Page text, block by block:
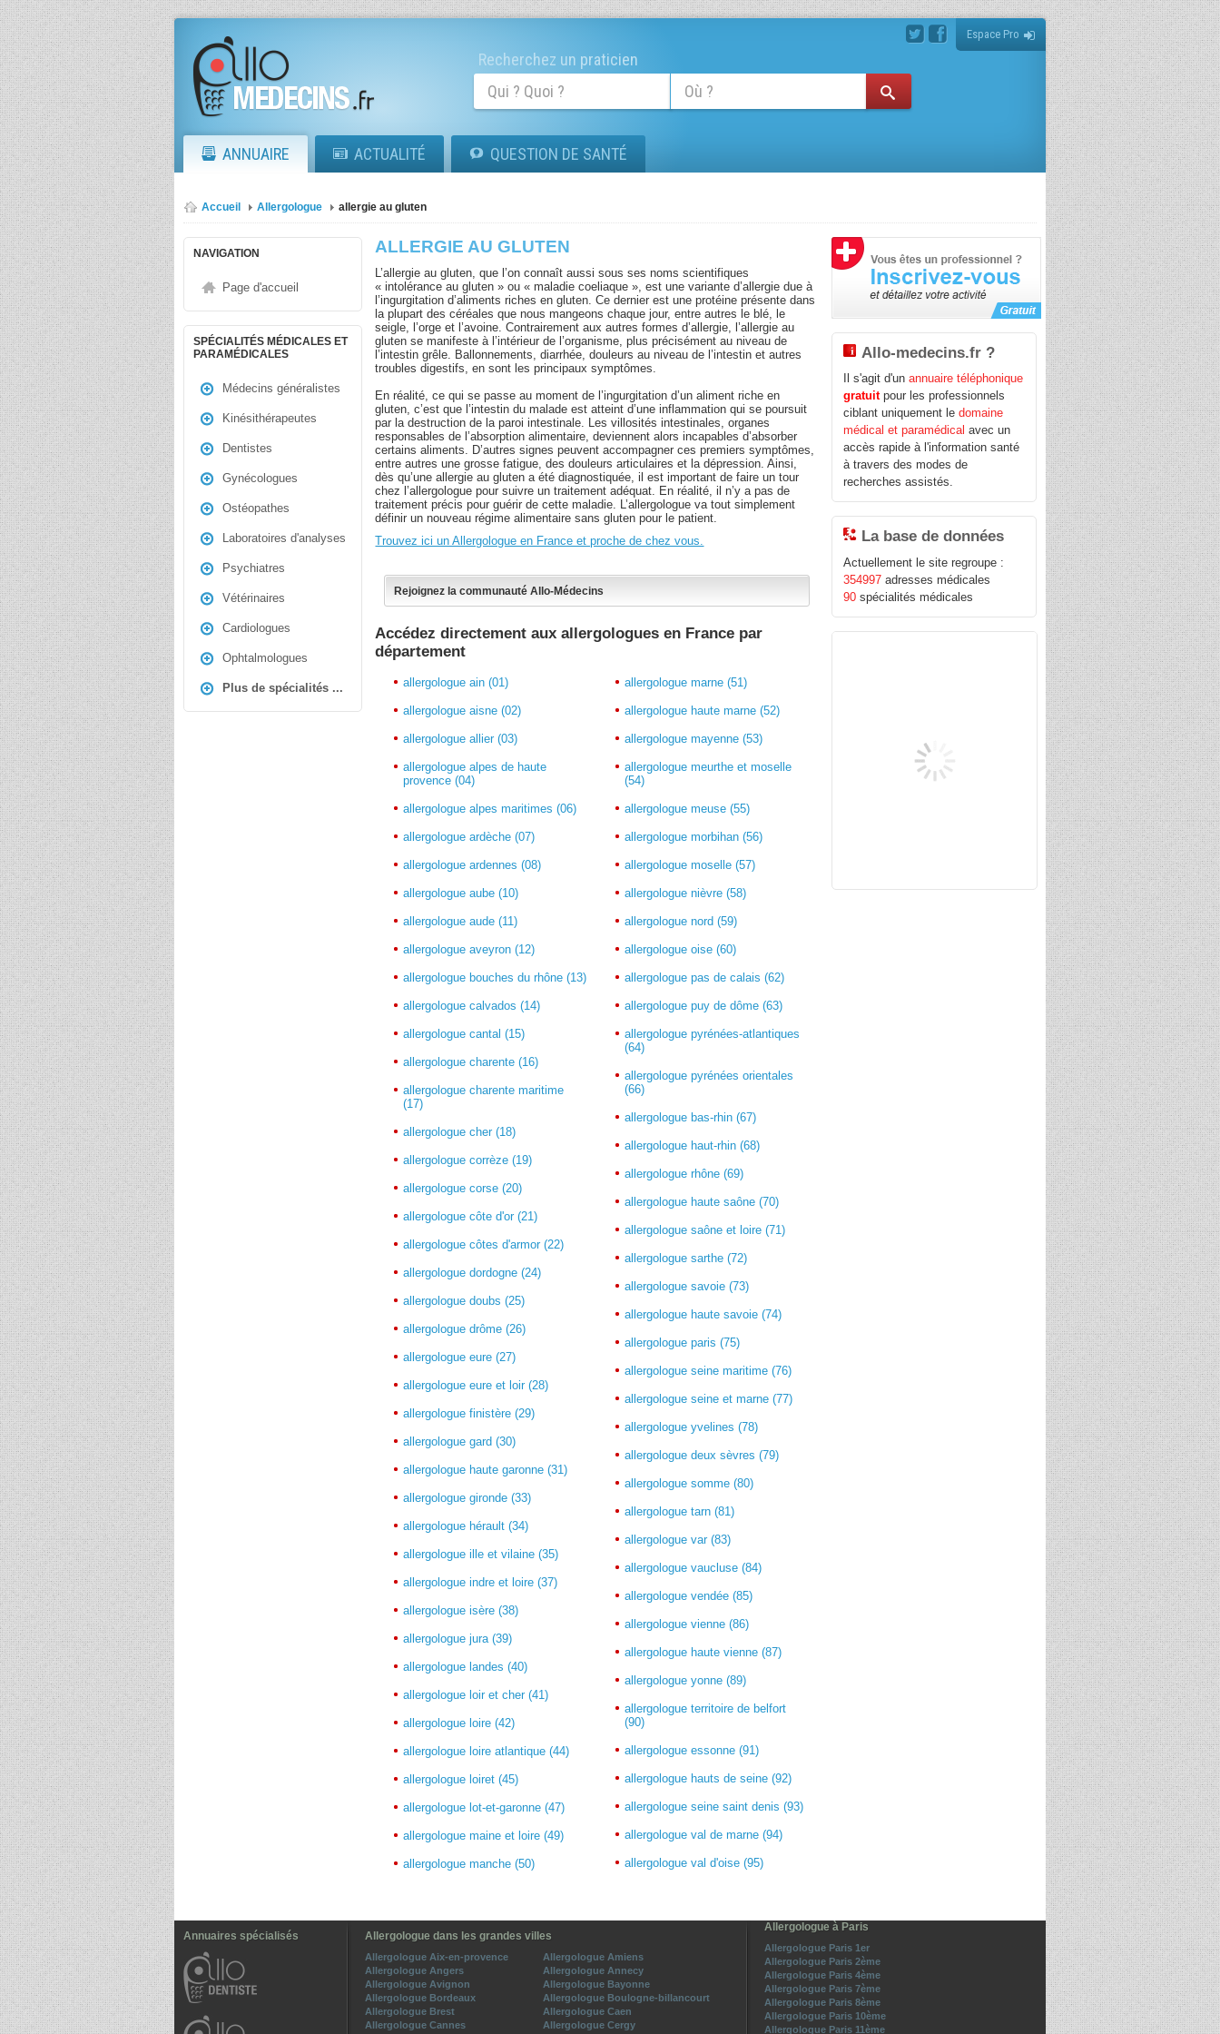
Espace Pro
Recherchez un praticien
ANNUAIRE ACTUALITÉ QUESTION DE SANTÉ
Accueil Allergologue allergie au gluten
NAVIGATION
Page d'accueil
SPÉCIALITÉS MÉDICALES ET
PARAMÉDICALES
Médecins généralistes
Kinésithérapeutes
Dentistes
Gynécologues
Ostéopathes
Laboratoires d'analyses
Psychiatres
Vétérinaires
Cardiologues
Ophtalmologues
Plus de spécialités ...
ALLERGIE AU GLUTEN
L’allergie au gluten, que l’on connaît aussi sous ses noms scientifiques
« intolérance au gluten » ou « maladie coeliaque », est une variante d’allergie due à
l’ingurgitation d’aliments riches en gluten. Ce dernier est une protéine présente dans
la plupart des céréales que nous mangeons chaque jour, entre autres le blé, le
seigle, l’orge et l’avoine. Contrairement aux autres formes d’allergie, l’allergie au
gluten se manifeste à l’intérieur de l’organisme, plus précisément au niveau de
l’intestin grêle. Ballonnements, diarrhée, douleurs au niveau de l’intestin et autres
troubles digestifs, en sont les principaux symptômes.
En réalité, ce qui se passe au moment de l’ingurgitation d’un aliment riche en
gluten, c’est que l’intestin du malade est atteint d’une inflammation qui se poursuit
par la destruction de la paroi intestinale. Les villosités intestinales, organes
responsables de l’absorption alimentaire, deviennent alors incapables d’absorber
certains aliments. D’autres signes peuvent accompagner ces premiers symptômes,
entre autres une grosse fatigue, des douleurs articulaires et la dépression. Ainsi,
dès qu’une allergie au gluten a été diagnostiquée, il est important de faire un tour
chez l’allergologue pour suivre un traitement adéquat. En réalité, il n’y a pas de
traitement précis pour guérir de cette maladie. L’allergologue va tout simplement
définir un nouveau régime alimentaire sans gluten pour le patient.
Trouvez ici un Allergologue en France et proche de chez vous.
Rejoignez la communauté Allo-Médecins
Accédez directement aux allergologues en France par
département
allergologue ain (01)
allergologue aisne (02)
allergologue allier (03)
allergologue alpes de haute
provence (04)
allergologue alpes maritimes (06)
allergologue ardèche (07)
allergologue ardennes (08)
allergologue aube (10)
allergologue aude (11)
allergologue aveyron (12)
allergologue bouches du rhône (13)
allergologue calvados (14)
allergologue cantal (15)
allergologue charente (16)
allergologue charente maritime
(17)
allergologue cher (18)
allergologue corrèze (19)
allergologue corse (20)
allergologue côte d'or (21)
allergologue côtes d'armor (22)
allergologue dordogne (24)
allergologue doubs (25)
allergologue drôme (26)
allergologue eure (27)
allergologue eure et loir (28)
allergologue finistère (29)
allergologue gard (30)
allergologue haute garonne (31)
allergologue gironde (33)
allergologue hérault (34)
allergologue ille et vilaine (35)
allergologue indre et loire (37)
allergologue isère (38)
allergologue jura (39)
allergologue landes (40)
allergologue loir et cher (41)
allergologue loire (42)
allergologue loire atlantique (44)
allergologue loiret (45)
allergologue lot-et-garonne (47)
allergologue maine et loire (49)
allergologue manche (50)
allergologue marne (51)
allergologue haute marne (52)
allergologue mayenne (53)
allergologue meurthe et moselle
(54)
allergologue meuse (55)
allergologue morbihan (56)
allergologue moselle (57)
allergologue nièvre (58)
allergologue nord (59)
allergologue oise (60)
allergologue pas de calais (62)
allergologue puy de dôme (63)
allergologue pyrénées-atlantiques
(64)
allergologue pyrénées orientales
(66)
allergologue bas-rhin (67)
allergologue haut-rhin (68)
allergologue rhône (69)
allergologue haute saône (70)
allergologue saône et loire (71)
allergologue sarthe (72)
allergologue savoie (73)
allergologue haute savoie (74)
allergologue paris (75)
allergologue seine maritime (76)
allergologue seine et marne (77)
allergologue yvelines (78)
allergologue deux sèvres (79)
allergologue somme (80)
allergologue tarn (81)
allergologue var (83)
allergologue vaucluse (84)
allergologue vendée (85)
allergologue vienne (86)
allergologue haute vienne (87)
allergologue yonne (89)
allergologue territoire de belfort
(90)
allergologue essonne (91)
allergologue hauts de seine (92)
allergologue seine saint denis (93)
allergologue val de marne (94)
allergologue val d'oise (95)
Allo-medecins.fr ?
Il s'agit d'unannuaire téléphonique
gratuitpour les professionnels
ciblant uniquement ledomaine
médical et paramédical avec un
accès rapide à l'information santé
à travers des modes de
recherches assistés.
La base de données
Actuellement le site regroupe :
354997 adresses médicales
90 spécialités médicales
Annuaires spécialisés Allergologue dans les grandes villes
Allergologue Aix-en-provence
Allergologue Amiens
Allergologue Angers
Allergologue Annecy
Allergologue Avignon
Allergologue Bayonne
Allergologue Bordeaux
Allergologue Boulogne-billancourt
Allergologue Brest
Allergologue Caen
Allergologue Cannes
Allergologue Cergy
Allergologue à Paris
Allergologue Paris 1er
Allergologue Paris 2ème
Allergologue Paris 4ème
Allergologue Paris 7ème
Allergologue Paris 8ème
Allergologue Paris 10ème
Allergologue Paris 11ème